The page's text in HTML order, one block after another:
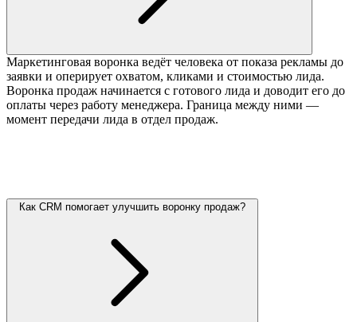
Маркетинговая воронка ведёт человека от показа рекламы до
заявки и оперирует охватом, кликами и стоимостью лида.
Воронка продаж начинается с готового лида и доводит его до
оплаты через работу менеджера. Граница между ними —
момент передачи лида в отдел продаж.
Как CRM помогает улучшить воронку продаж?